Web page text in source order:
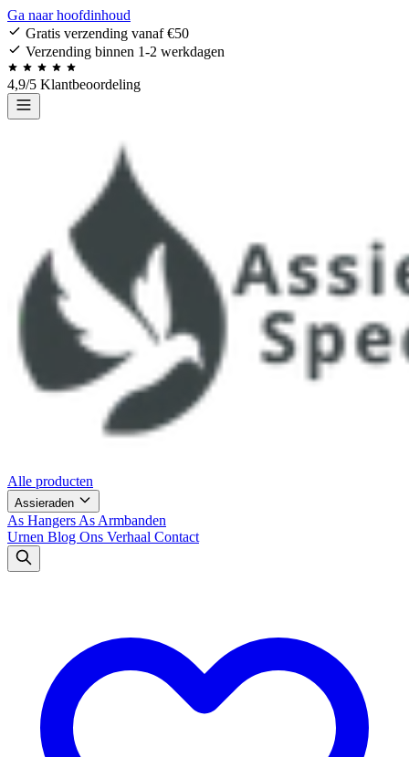
Ga naar hoofdinhoud
Gratis verzending vanaf €50
Verzending binnen 1-2 werkdagen
4,9/5 Klantbeoordeling
Alle producten
Assieraden
As Hangers As Armbanden
Urnen Blog Ons Verhaal Contact